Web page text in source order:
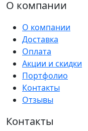
О компании
О компании
Доставка
Оплата
Акции и скидки
Портфолио
Контакты
Отзывы
Контакты